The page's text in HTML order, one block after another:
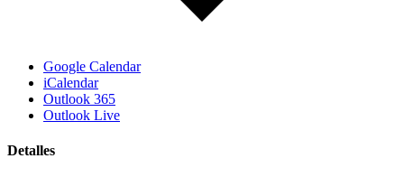
Google Calendar
iCalendar
Outlook 365
Outlook Live
Detalles